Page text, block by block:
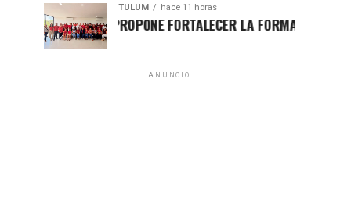
TULUM hace 11 horas
ALDAY PROPONE FORTALECER LA FORMACIÓN POLÍTICA
ANUNCIO